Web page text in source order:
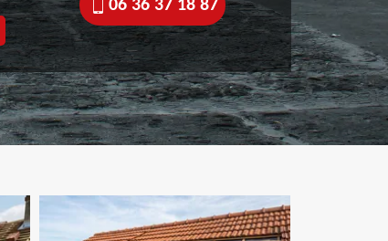
06 36 37 18 87